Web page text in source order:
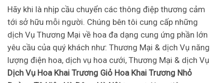
Hãy khi là nhịp cầu chuyển các thông điệp thương cảm
tới sở hữu mỗi người. Chúng bên tôi cung cấp những
dịch Vụ Thương Mại về hoa đa dạng cung ứng phần lớn
yêu cầu của quý khách như: Thương Mại & dịch Vụ năng
lượng điện hoa, dịch vụ hoa cưới, Thương Mại & dịch Vụ
Dịch Vụ Hoa Khai Trương Giỏ Hoa Khai Trương Nhỏ